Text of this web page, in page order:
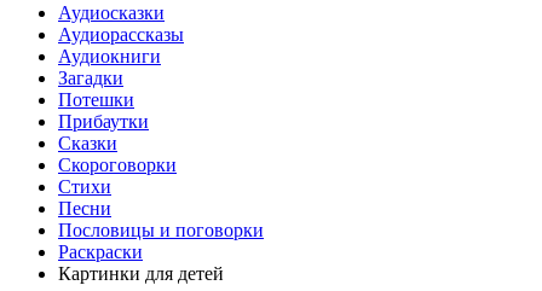
Аудиосказки
Аудиорассказы
Аудиокниги
Загадки
Потешки
Прибаутки
Сказки
Скороговорки
Стихи
Песни
Пословицы и поговорки
Раскраски
Картинки для детей